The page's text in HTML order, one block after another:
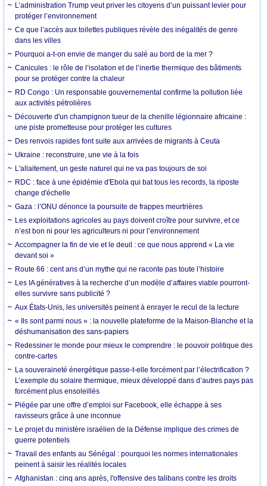
L’administration Trump veut priver les citoyens d’un puissant levier pour
protéger l’environnement
Ce que l’accès aux toilettes publiques révèle des inégalités de genre
dans les villes
Pourquoi a-t-on envie de manger du salé au bord de la mer ?
Canicules : le rôle de l’isolation et de l’inertie thermique des bâtiments
pour se protéger contre la chaleur
RD Congo : Un responsable gouvernemental confirme la pollution liée
aux activités pétrolières
Découverte d'un champignon tueur de la chenille légionnaire africaine :
une piste prometteuse pour protéger les cultures
Des renvois rapides font suite aux arrivées de migrants à Ceuta
Ukraine : reconstruire, une vie à la fois
L'allaitement, un geste naturel qui ne va pas toujours de soi
RDC : face à une épidémie d'Ebola qui bat tous les records, la riposte
change d'échelle
Gaza : l’ONU dénonce la poursuite de frappes meurtrières
Les exploitations agricoles au pays doivent croître pour survivre, et ce
n’est bon ni pour les agriculteurs ni pour l’environnement
Accompagner la fin de vie et le deuil : ce que nous apprend « La vie
devant soi »
Route 66 : cent ans d’un mythe qui ne raconte pas toute l’histoire
Les IA génératives à la recherche d’un modèle d’affaires viable pourront-
elles survivre sans publicité ?
Aux États-Unis, les universités peinent à enrayer le recul de la lecture
« Ils sont parmi nous » : la nouvelle plateforme de la Maison-Blanche et la
déshumanisation des sans-papiers
Redessiner le monde pour mieux le comprendre : le pouvoir politique des
contre-cartes
La souveraineté énergétique passe-t-elle forcément par l’électrification ?
L’exemple du solaire thermique, mieux développé dans d’autres pays pas
forcément plus ensoleillés
Piégée par une offre d’emploi sur Facebook, elle échappe à ses
ravisseurs grâce à une inconnue
Le projet du ministère israélien de la Défense implique des crimes de
guerre potentiels
Travail des enfants au Sénégal : pourquoi les normes internationales
peinent à saisir les réalités locales
Afghanistan : cinq ans après, l'offensive des talibans contre les droits